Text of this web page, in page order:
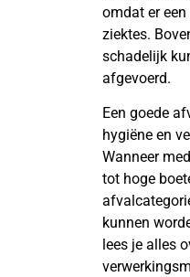
omdat er
ziektes.
schadelijk
afgevoerd.
Een goede
hygiëne en
Wanneer
tot hoge
kunnen
lees je alles